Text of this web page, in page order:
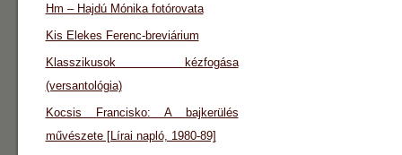
Hm – Hajdú Mónika fotórovata
Kis Elekes Ferenc-breviárium
Klasszikusok kézfogása
(versantológia)
Kocsis Francisko: A bajkerülés
művészete [Lírai napló, 1980-89]